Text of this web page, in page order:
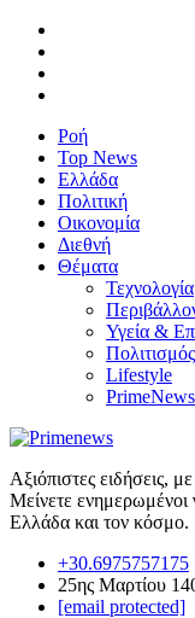
Ροή
Top News
Ελλάδα
Πολιτική
Οικονομία
Διεθνή
Θέματα
Τεχνολογία
Υγεία &
Πολιτισμός
Lifestyle
Αξιόπιστες ειδήσεις,
Μείνετε ενημερωμένοι
Ελλάδα και τον κόσμο.
+30.6975757175
25ης Μαρτίου
[email protected]